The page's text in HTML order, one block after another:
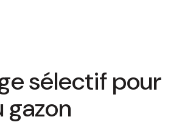
sélectif pour
gazon